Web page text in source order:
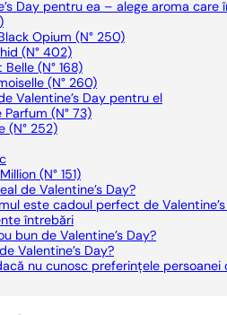
Day pentru ea – alege aroma
Opium (N° 250)
(N° 402)
(N° 168)
(N° 260)
Valentine’s Day pentru el
Parfum (N° 73)
(N° 252)
(N° 151)
de Valentine’s Day?
este cadoul perfect de
întrebări
bun de Valentine’s Day?
Valentine’s Day?
nu cunosc preferințele persoanei